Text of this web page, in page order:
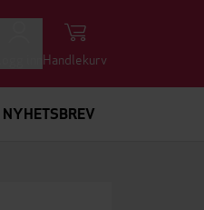
Handlekurv
NYHETSBREV